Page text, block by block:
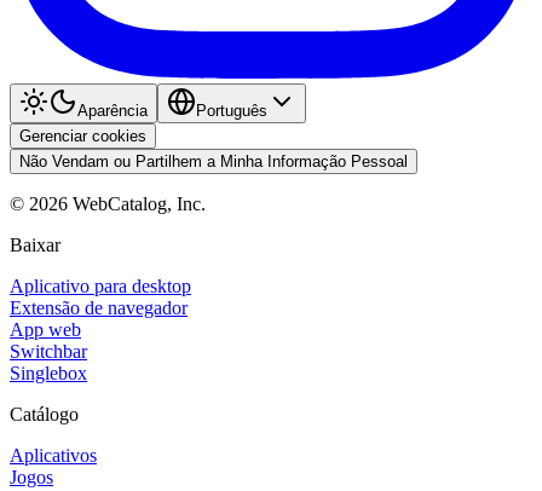
Aparência
Português
Gerenciar cookies
Não Vendam ou Partilhem a Minha Informação Pessoal
© 2026 WebCatalog, Inc.
Baixar
Aplicativo para desktop
Extensão de navegador
App web
Switchbar
Singlebox
Catálogo
Aplicativos
Jogos